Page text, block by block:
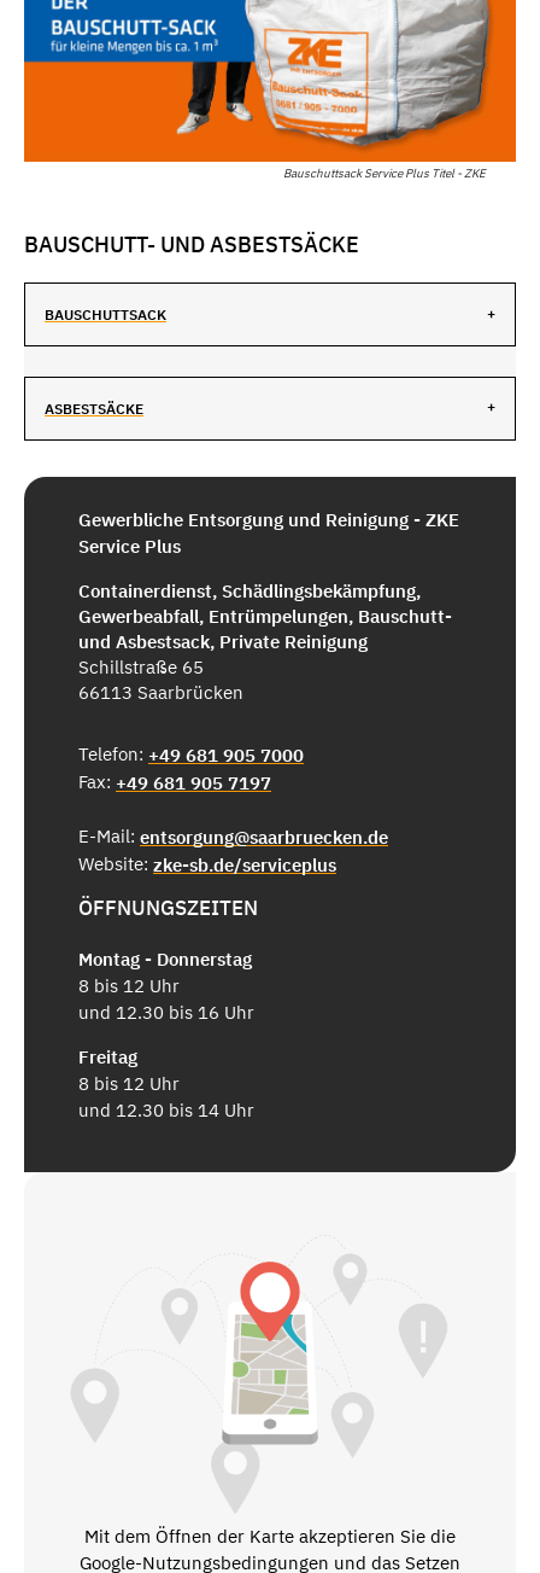
Bauschuttsack Service Plus Titel - ZKE
BAUSCHUTT- UND ASBESTSÄCKE
BAUSCHUTTSACK
ASBESTSÄCKE
Gewerbliche Entsorgung und Reinigung - ZKE
Service Plus
Containerdienst, Schädlingsbekämpfung,
Gewerbeabfall, Entrümpelungen, Bauschutt-
und Asbestsack, Private Reinigung
Schillstraße 65
66113 Saarbrücken
Telefon: +49 681 905 7000
Fax: +49 681 905 7197
E-Mail: entsorgung@saarbruecken.de
Website: zke-sb.de/serviceplus
ÖFFNUNGSZEITEN
Montag - Donnerstag
8 bis 12 Uhr
und 12.30 bis 16 Uhr
Freitag
8 bis 12 Uhr
und 12.30 bis 14 Uhr
Mit dem Öffnen der Karte akzeptieren Sie die
Google-Nutzungsbedingungen und das Setzen